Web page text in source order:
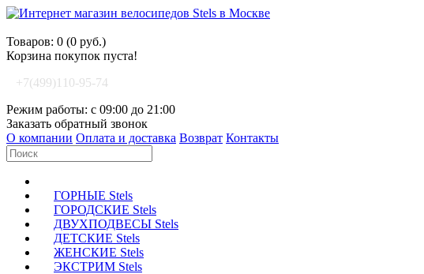
Товаров: 0 (0 руб.)
Корзина покупок пуста!
+7(499)110-95-74
Режим работы: с 09:00 до 21:00
Заказать обратный звонок
О компании Оплата и доставка Возврат Контакты
ГОРНЫЕ Stels
ГОРОДСКИЕ Stels
ДВУХПОДВЕСЫ Stels
ДЕТСКИЕ Stels
ЖЕНСКИЕ Stels
ЭКСТРИМ Stels